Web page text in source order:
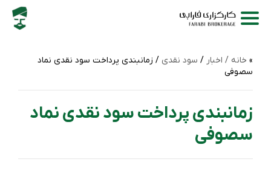
خانه / اخبار / سود نقدی / زمانبندی پرداخت سود نقدی نماد
سصوفی
زمانبندی پرداخت سود نقدی نماد
سصوفی